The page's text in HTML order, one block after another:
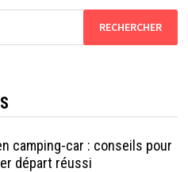
camping-car : conseils pour
départ réussi